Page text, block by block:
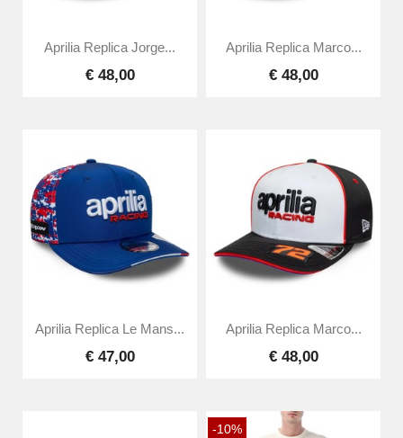
Aprilia Replica Jorge...
€ 48,00
Aprilia Replica Marco...
€ 48,00
Aprilia Replica Le Mans...
€ 47,00
Aprilia Replica Marco...
€ 48,00
-10%